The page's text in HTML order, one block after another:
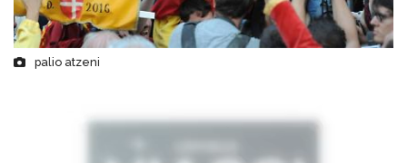
palio atzeni